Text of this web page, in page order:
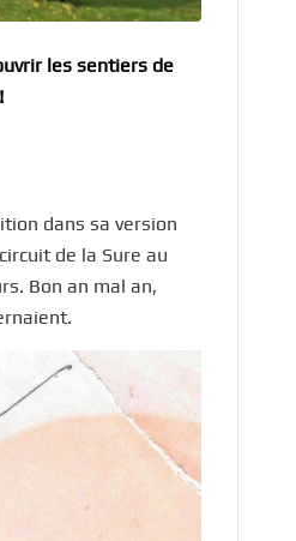
les sentiers de
dans sa version
de la Sure au
Bon an mal an,